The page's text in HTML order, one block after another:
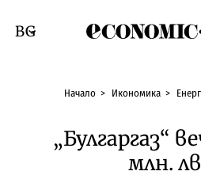
Смяна на език
Начало Икономика
„Булгаргаз“
млн.